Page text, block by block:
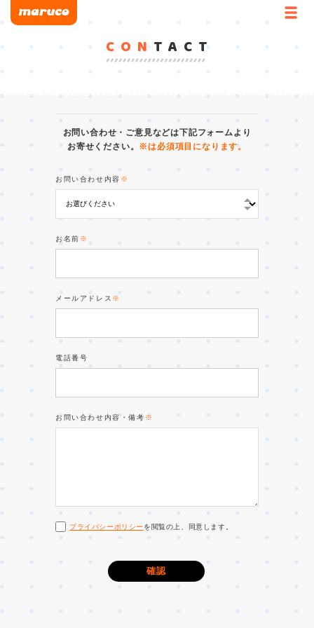
CONTACT
お問い合わせ・ご意見などは下記フォームより
お寄せください。 ※は必須項目になります。
お問い合わせ内容 ※
お名前 ※
メールアドレス ※
電話番号
お問い合わせ内容・備考 ※
プライバシーポリシー を閲覧の上、同意します。